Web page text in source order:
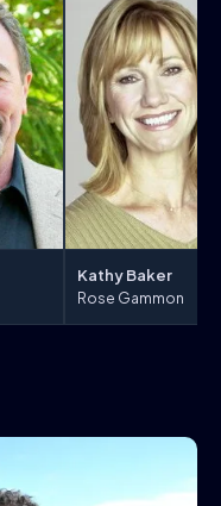
Kathy Baker
Rose Gammon